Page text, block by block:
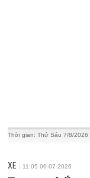
Thời gian:Thứ Sáu 7/8/2026
XE 11:05 06-07-2026